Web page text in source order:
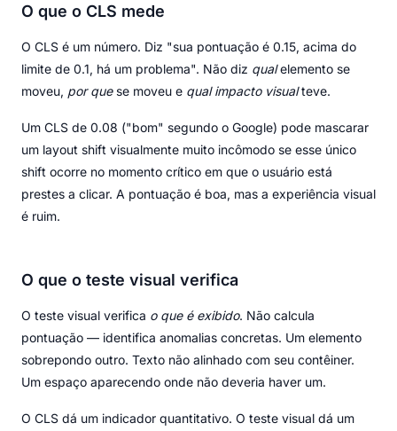
O que o CLS mede
O CLS é um número. Diz "sua pontuação é 0.15, acima do
limite de 0.1, há um problema". Não diz qualelemento se
moveu, por quese moveu e qual impacto visualteve.
Um CLS de 0.08 ("bom" segundo o Google) pode mascarar
um layout shift visualmente muito incômodo se esse único
shift ocorre no momento crítico em que o usuário está
prestes a clicar. A pontuação é boa, mas a experiência visual
é ruim.
O que o teste visual verifica
O teste visual verifica o que é exibido. Não calcula
pontuação — identifica anomalias concretas. Um elemento
sobrepondo outro. Texto não alinhado com seu contêiner.
Um espaço aparecendo onde não deveria haver um.
O CLS dá um indicador quantitativo. O teste visual dá um